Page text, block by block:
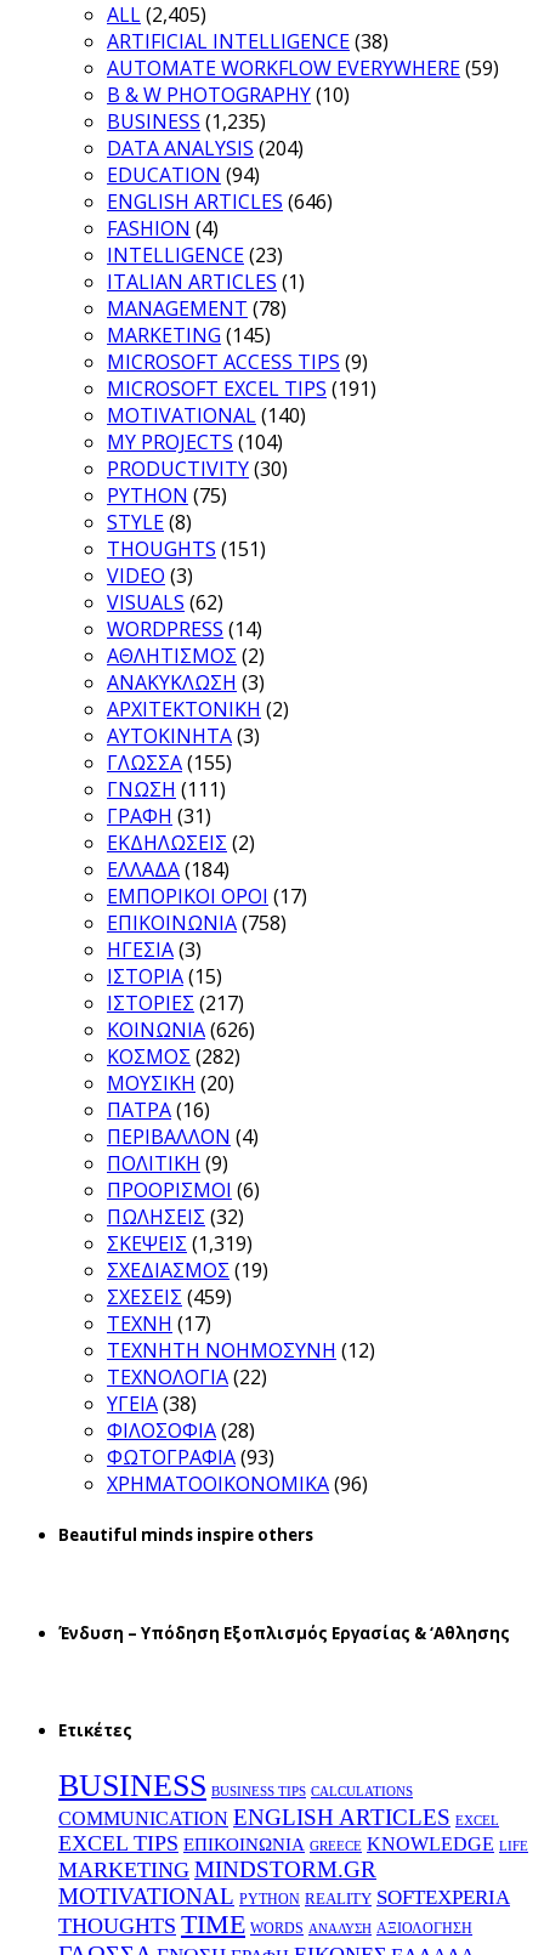
ALL(2,405)
ARTIFICIAL INTELLIGENCE(38)
AUTOMATE WORKFLOW EVERYWHERE(59)
B & W PHOTOGRAPHY(10)
BUSINESS (1,235)
DATA ANALYSIS (204)
EDUCATION (94)
ENGLISH ARTICLES (646)
FASHION (4)
INTELLIGENCE(23)
ITALIAN ARTICLES (1)
MANAGEMENT (78)
MARKETING (145)
MICROSOFT ACCESS TIPS (9)
MICROSOFT EXCEL TIPS (191)
MOTIVATIONAL(140)
MY PROJECTS (104)
PRODUCTIVITY(30)
PYTHON (75)
STYLE(8)
THOUGHTS (151)
VIDEO (3)
VISUALS (62)
WORDPRESS (14)
ΑΘΛΗΤΙΣΜΟΣ (2)
ΑΝΑΚΥΚΛΩΣΗ (3)
ΑΡΧΙΤΕΚΤΟΝΙΚΗ (2)
ΑΥΤΟΚΙΝΗΤΑ(3)
ΓΛΩΣΣΑ(155)
ΓΝΩΣΗ (111)
ΓΡΑΦΗ (31)
ΕΚΔΗΛΩΣΕΙΣ (2)
ΕΛΛΑΔΑ(184)
ΕΜΠΟΡΙΚΟΙ ΟΡΟΙ (17)
ΕΠΙΚΟΙΝΩΝΙΑ(758)
ΗΓΕΣΙΑ(3)
ΙΣΤΟΡΙΑ(15)
ΙΣΤΟΡΙΕΣ (217)
ΚΟΙΝΩΝΙΑ(626)
ΚΟΣΜΟΣ (282)
ΜΟΥΣΙΚΗ (20)
ΠΑΤΡΑ(16)
ΠΕΡΙΒΑΛΛΟΝ (4)
ΠΟΛΙΤΙΚΗ (9)
ΠΡΟΟΡΙΣΜΟΙ (6)
ΠΩΛΗΣΕΙΣ (32)
ΣΚΕΨΕΙΣ (1,319)
ΣΧΕΔΙΑΣΜΟΣ (19)
ΣΧΕΣΕΙΣ (459)
ΤΕΧΝΗ (17)
ΤΕΧΝΗΤΗ ΝΟΗΜΟΣΥΝΗ (12)
ΤΕΧΝΟΛΟΓΙΑ(22)
ΥΓΕΙΑ(38)
ΦΙΛΟΣΟΦΙΑ(28)
ΦΩΤΟΓΡΑΦΙΑ(93)
ΧΡΗΜΑΤΟΟΙΚΟΝΟΜΙΚΑ(96)
Beautiful minds inspire others
Ένδυση – Υπόδηση Εξοπλισμός Εργασίας & ‘Aθλησης
Ετικέτες
BUSINESS BUSINESS TIPS CALCULATIONS
COMMUNICATION ENGLISH ARTICLES EXCEL
EXCEL TIPS EΠΙΚΟΙΝΩΝΙΑ GREECE KNOWLEDGE LIFE
MARKETING MINDSTORM.GR
MOTIVATIONAL PYTHON REALITY SOFTEXPERIA
THOUGHTS TIME WORDS ΑΝΑΛΥΣΗ ΑΞΙΟΛΟΓΗΣΗ